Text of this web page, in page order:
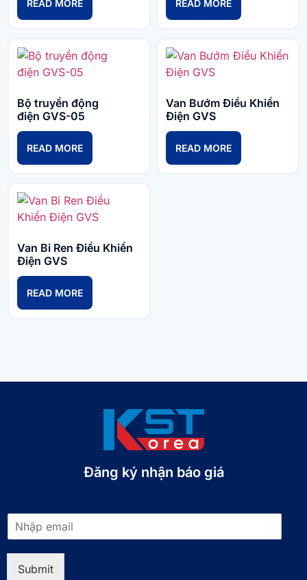
READ MORE READ MORE
Bộ truyền động
điện GVS-05
READ MORE
Van Bướm Điều Khiển
Điện GVS
READ MORE
Van Bi Ren Điều Khiển
Điện GVS
READ MORE
Đăng ký nhận báo giá​
m
Submit